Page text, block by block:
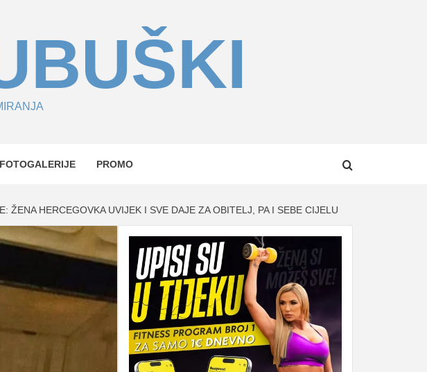
FOTOGALERIJE PROMO
ŽENA HERCEGOVKA UVIJEK I SVE DAJE ZA OBITELJ, PA I SEBE CIJELU